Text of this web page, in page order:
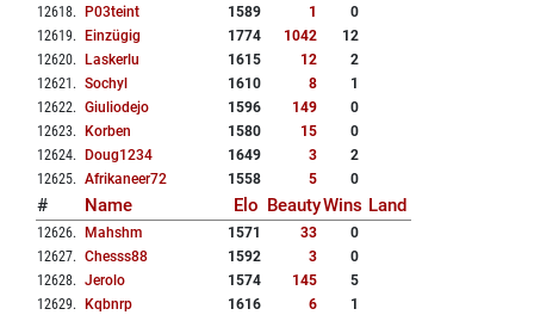
12618. P03teint 1589 1
0
12619. Einzügig 1774 1042
12
12620. Laskerlu 1615 12
2
12621 . Sochyl 1610 8
1
12622. Giuliodejo 1596 149
0
12623. Korben 1580 15
0
12624. Doug1234 1649 3
2
12625. Afrikaneer72 1558 5 0
# Name Elo BeautyWins Land
12626. Mahshm 1571 33
0
12627. Chesss88 1592 3
0
12628. Jerolo 1574 145
5
12629. Kqbnrp 1616 6
1